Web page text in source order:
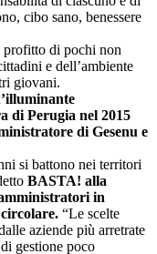
cibo sano, benessere
profitto di pochi non
e dell’ambiente
giovani.
di Perugia nel 2015
di Gesenu e
si battono nei territori
BASTA! alla
in
“Le scelte
aziende più arretrate
gestione poco